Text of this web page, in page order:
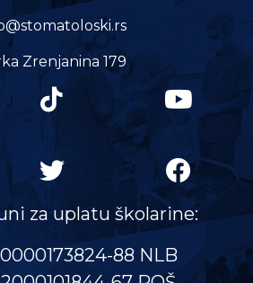
Zrenjanina 179
za uplatu školarine:
88 NLB